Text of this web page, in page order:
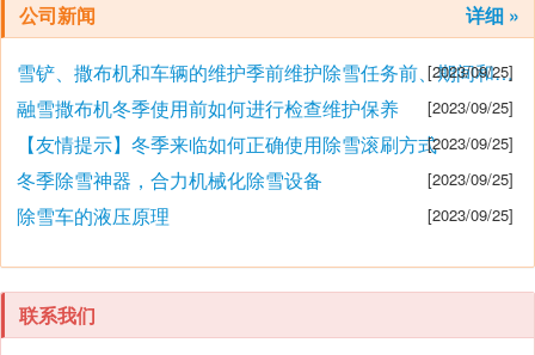
公司新闻 详细 »
雪铲、撒布机和车辆的维护季前维护除雪任务前、期间和之后的维护要点
[2023/09/25]
融雪撒布机冬季使用前如何进行检查维护保养 [2023/09/25]
【友情提示】冬季来临如何正确使用除雪滚刷方式[2023/09/25]
冬季除雪神器，合力机械化除雪设备 [2023/09/25]
除雪车的液压原理 [2023/09/25]
联系我们